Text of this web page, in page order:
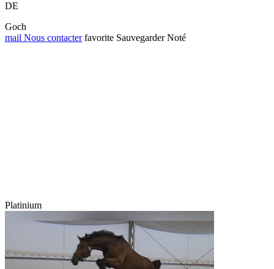
DE
Goch
mail Nous contacter favorite Sauvegarder Noté
Platinium